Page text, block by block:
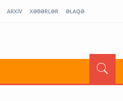
ARXİV XƏBƏRLƏR ƏLAQƏ